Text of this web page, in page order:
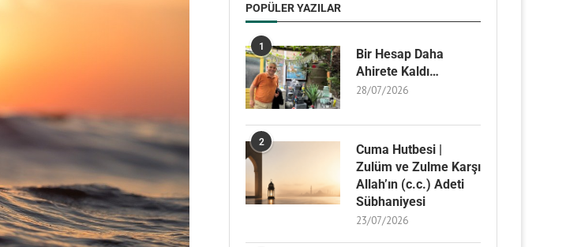
POPÜLER YAZILAR
1
Bir Hesap Daha
Ahirete Kaldı…
28/07/2026
2
Cuma Hutbesi |
Zulüm ve Zulme Karşı
Allah’ın (c.c.) Adeti
Sübhaniyesi
23/07/2026